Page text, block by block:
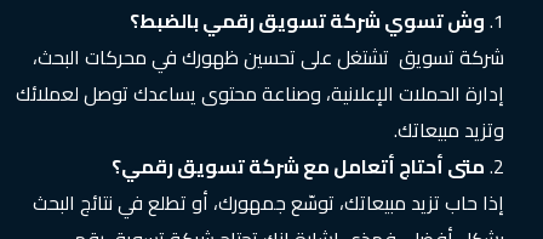
وش تسوي شركة تسويق رقمي بالضبط؟
شركة تسويق تشتغل على تحسين ظهورك في محركات البحث،
إدارة الحملات الإعلانية، وصناعة محتوى يساعدك توصل لعملائك
وتزيد مبيعاتك.
متى أحتاج أتعامل مع شركة تسويق رقمي؟
إذا حاب تزيد مبيعاتك، توسّع جمهورك، أو تطلع في نتائج البحث